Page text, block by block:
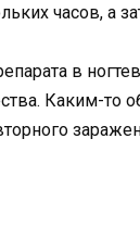
часов, а
в
Каким-то